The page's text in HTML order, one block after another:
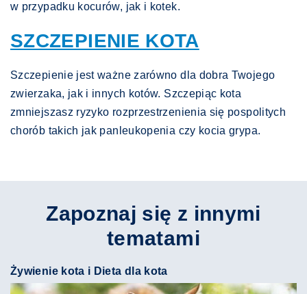
w przypadku kocurów, jak i kotek.
SZCZEPIENIE KOTA
Szczepienie jest ważne zarówno dla dobra Twojego
zwierzaka, jak i innych kotów. Szczepiąc kota
zmniejszasz ryzyko rozprzestrzenienia się pospolitych
chorób takich jak panleukopenia czy kocia grypa.
Zapoznaj się z innymi
tematami
Żywienie kota i Dieta dla kota